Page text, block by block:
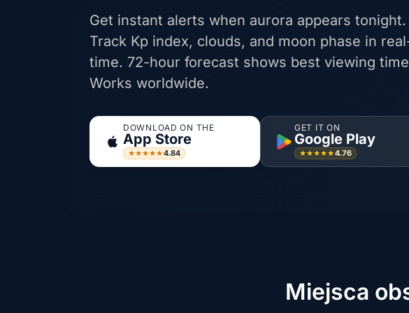
Get instant alerts when aurora appears tonight.
Track Kp index, clouds, and moon phase in
time. 72-hour forecast shows best viewing
Works worldwide.
DOWNLOAD ON THE
App Store
★★★★★4.84
GET IT ON
Google Play
★★★★★4.76
Miejsca